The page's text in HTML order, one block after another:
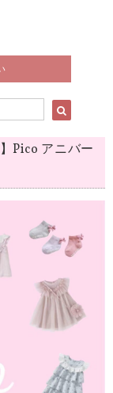
Pico アニバー